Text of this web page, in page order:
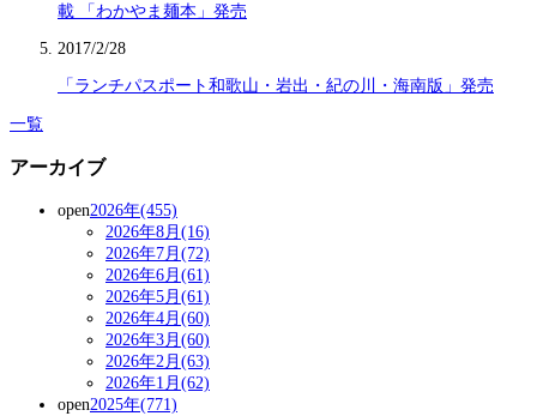
載 「わかやま麺本」発売
2017/2/28
「ランチパスポート和歌山・岩出・紀の川・海南版」発売
一覧
アーカイブ
open2026年(455)
2026年8月(16)
2026年7月(72)
2026年6月(61)
2026年5月(61)
2026年4月(60)
2026年3月(60)
2026年2月(63)
2026年1月(62)
open2025年(771)